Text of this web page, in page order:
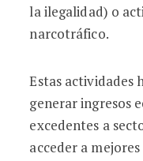
la ilegalidad) o
narcotráfico.
Estas actividades
generar ingresos
excedentes a
acceder a